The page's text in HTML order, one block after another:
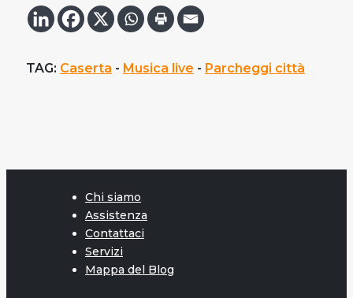
TAG: Caserta - Musica live - Parcheggi città
Chi siamo
Assistenza
Contattaci
Servizi
Mappa del Blog